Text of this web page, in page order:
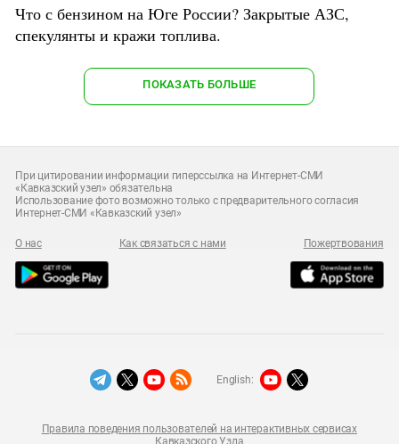
Что с бензином на Юге России? Закрытые АЗС,
спекулянты и кражи топлива.
ПОКАЗАТЬ БОЛЬШЕ
При цитировании информации гиперссылка на Интернет-СМИ
«Кавказский узел» обязательна
Использование фото возможно только с предварительного согласия
Интернет-СМИ «Кавказский узел»
О нас Как связаться с нами Пожертвования
Правила поведения пользователей на интерактивных сервисах
English: